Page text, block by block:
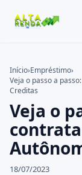
Cartão de
Consignado
Conta Digital
Empréstimo
Buscar
Buscar por:
Pressione
Início›Empréstimo›
Veja o passo a
Creditas
Veja o
18/07/2023